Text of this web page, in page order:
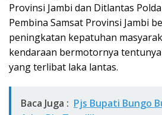
Provinsi Jambi dan Ditlantas
Pembina Samsat Provinsi Jambi
peningkatan kepatuhan
kendaraan bermotornya
yang terlibat laka lantas.
Baca Juga : Pjs Bupati Bungo